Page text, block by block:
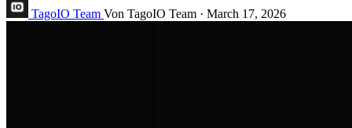
TagoIO Team Von TagoIO Team · March 17, 2026